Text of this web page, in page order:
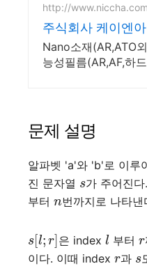
http://
주식회사 케이엔
Nano소재(AR,ATO
능성필름(AR,AF,하
문제 설명
알파벳 'a'와 'b'로 이루
진 문자열 s가 주어진
부터
n번까지로 나타낸
[l ]은 index l 부터
이다. 이때 index r과 s